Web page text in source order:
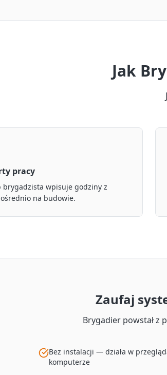
Jak
pracy
brygadzista wpisuje godziny z
na budowie.
Zaufaj
Brygadier powstał
Bez instalacji — działa w
komputerze